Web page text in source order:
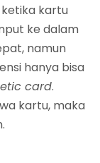
kartu
ke dalam
namun
hanya bisa
card.
kartu, maka